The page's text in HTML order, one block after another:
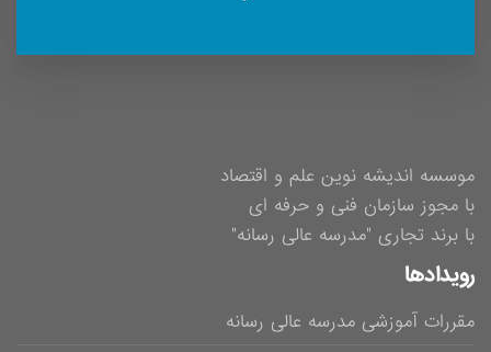
موسسه اندیشه نوین علم و اقتصاد
با مجوز سازمان فنی و حرفه ای
با برند تجاری "مدرسه عالی رسانه"
رویدادها
مقررات آموزشی مدرسه عالی رسانه